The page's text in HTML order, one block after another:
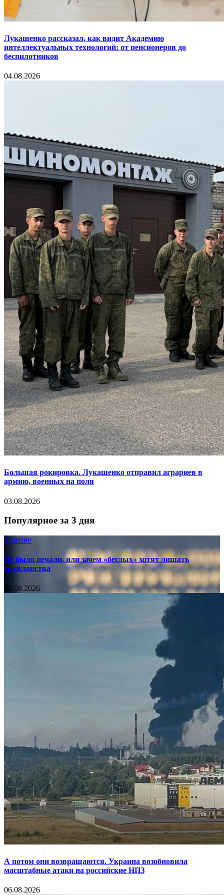
Лукашенко рассказал, как видит Академию
интеллектуальных технологий: от пенсионеров до
беспилотников
04.08.2026
Большая рокировка. Лукашенко отправил аграриев в
армию, военных на поля
03.08.2026
Популярное за 3 дня
Мнение
Не было печали, или зачем «беглых» хотят лишать
гражданства
06.08.2026
А потом они возвращаются. Украина возобновила
масштабные атаки на российские НПЗ
06.08.2026